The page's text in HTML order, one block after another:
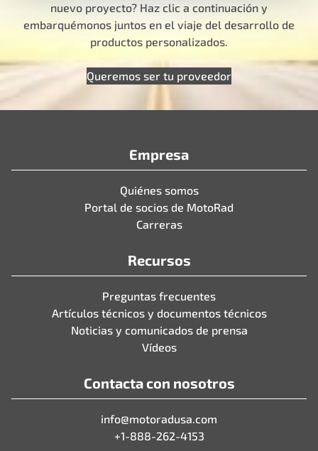
nuevo proyecto? Haz clic a continuación y
embarquémonos juntos en el viaje del desarrollo de
productos personalizados.
Queremos ser tu proveedor
Empresa
Quiénes somos
Portal de socios de MotoRad
Carreras
Recursos
Preguntas frecuentes
Artículos técnicos y documentos técnicos
Noticias y comunicados de prensa
Vídeos
Contacta con nosotros
info@motoradusa.com
+1-888-262-4153